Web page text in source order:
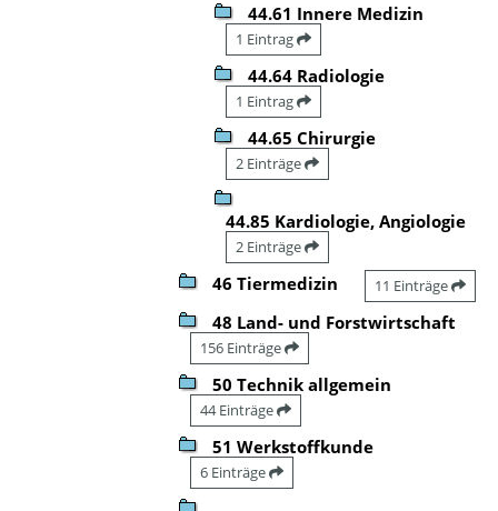
44.61 Innere Medizin
1 Eintrag
44.64 Radiologie
1 Eintrag
44.65 Chirurgie
2 Einträge
44.85 Kardiologie, Angiologie
2 Einträge
46 Tiermedizin 11 Einträge
48 Land- und Forstwirtschaft
156 Einträge
50 Technik allgemein
44 Einträge
51 Werkstoffkunde
6 Einträge